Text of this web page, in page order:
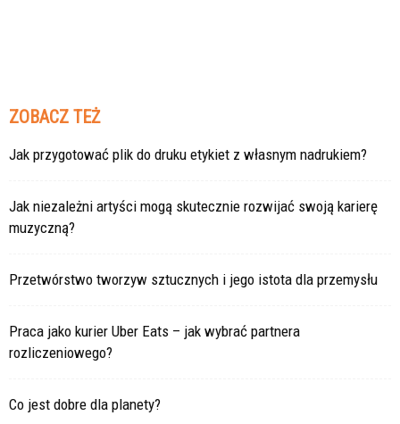
ZOBACZ TEŻ
Jak przygotować plik do druku etykiet z własnym nadrukiem?
Jak niezależni artyści mogą skutecznie rozwijać swoją karierę
muzyczną?
Przetwórstwo tworzyw sztucznych i jego istota dla przemysłu
Praca jako kurier Uber Eats – jak wybrać partnera
rozliczeniowego?
Co jest dobre dla planety?